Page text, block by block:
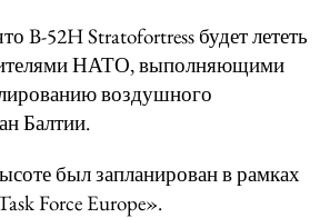
B-52H Stratofortress будет лететь
НАТО, выполняющими
воздушного
Балтии.
был запланирован в рамках
Force Europe».